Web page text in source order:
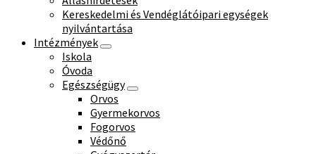
Kereskedelmi és Vendéglátóipari egységek
nyilvántartása
Intézmények
Iskola
Óvoda
Egészségügy
Orvos
Gyermekorvos
Fogorvos
Védőnő